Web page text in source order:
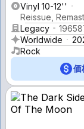
Vinyl 10-12''
Reissue,
Legacy
Worldwide
Rock
価